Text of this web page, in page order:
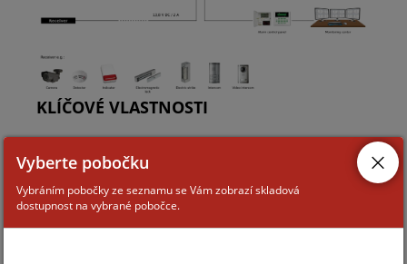
KLÍČOVÉ VLASTNOSTI
dobíjecí proud akumulátoru: 0.5A/1A;
Vyberte pobočku
Vybráním pobočky ze seznamu se Vám zobrazí skladová
dostupnost na vybrané pobočce.